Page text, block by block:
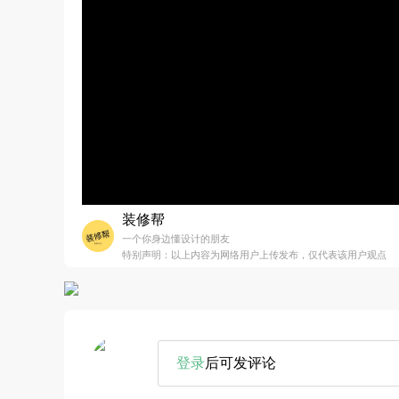
装修帮
一个你身边懂设计的朋友
特别声明：以上内容为网络用户上传发布，仅代表该用户观点
登录后可发评论